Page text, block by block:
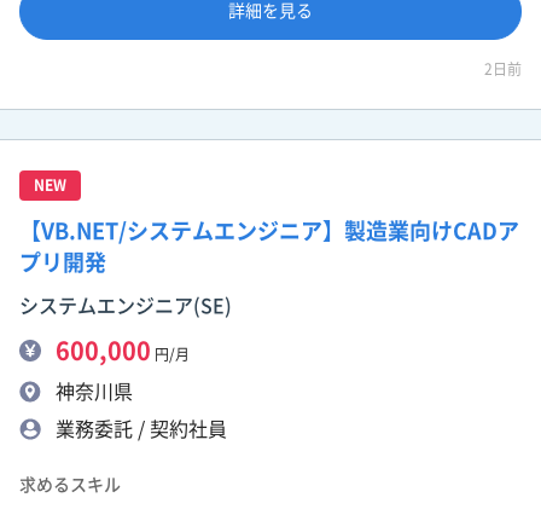
詳細を見る
2日前
NEW
【VB.NET/システムエンジニア】製造業向けCADア
プリ開発
システムエンジニア(SE)
600,000 円/月
神奈川県
業務委託 / 契約社員
求めるスキル